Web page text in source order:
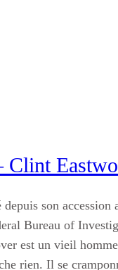
Clint
depuis son accession
Bureau of
est un vieil
rien. Il se